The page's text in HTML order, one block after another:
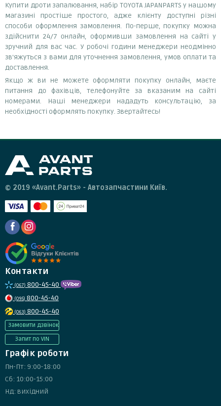
Купити дроти запалювання, набір TOYOTA JAPANPARTS у нашому
магазині простіше простого, адже клієнту доступні різні
способи оформлення замовлення. По-перше, покупку можна
здійснити 24/7 онлайн, оформивши замовлення на сайті у
зручний для вас час. У робочі години менеджери неодмінно
зв'яжуться з вами для уточнення замовлення, умов оплати та
доставлення.
Якщо ж ви не можете оформляти покупку онлайн, маєте
питання до фахівців, телефонуйте за вказаним на сайті
номерами. Наші менеджери нададуть консультацію, за
необхідності оформлять покупку. Звертайтесь!
© 2019 «Avant.Parts» - Автозапчастини Київ.
Контакти
(067) 800-45-40
(095) 800-45-40
(063) 800-45-40
Замовити дзвінок
Запит по VIN
Графік роботи
Пн-Пт: 9:00-18:00
Сб: 10:00-15:00
Нд: вихідний